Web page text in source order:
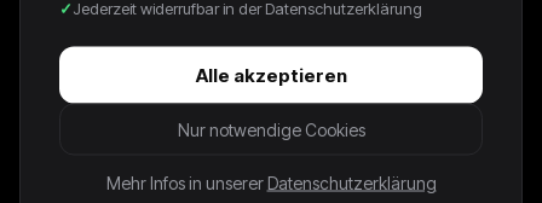
Vintage Levi’s Flared
Vintage Coach Y2K
79,99 €
Jederzeit widerrufbar in der Datenschutzerklärung
Alle akzeptieren
Nur notwendige Cookies
Mehr Infos in unserer Datenschutzerklärung